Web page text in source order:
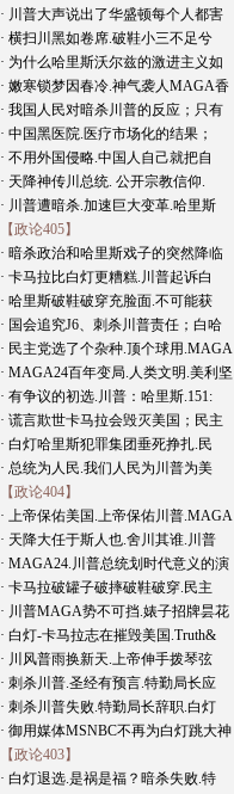
· 川普大声说出了华盛顿每个人都害
· 横扫川黑如卷席.破鞋小三不足兮
· 为什么哈里斯沃尔兹的激进主义如
· 嫩寒锁梦因春冷.神气袭人MAGA香
· 我国人民对暗杀川普的反应；只有
· 中国黑医院.医疗市场化的结果；
· 不用外国侵略.中国人自己就把自
· 天降神传川总统. 公开宗教信仰.
· 川普遭暗杀.加速巨大变革.哈里斯
【政论405】
· 暗杀政治和哈里斯戏子的突然降临
· 卡马拉比白灯更糟糕.川普起诉白
· 哈里斯破鞋破穿充脸面.不可能获
· 国会追究J6、刺杀川普责任；白哈
· 民主党选了个杂种.顶个球用.MAGA
· MAGA24百年变局.人类文明.美利坚
· 有争议的初选.川普：哈里斯.151:
· 谎言欺世卡马拉会毁灭美国；民主
· 白灯哈里斯犯罪集团垂死挣扎.民
· 总统为人民.我们人民为川普为美
【政论404】
· 上帝保佑美国.上帝保佑川普.MAGA
· 天降大任于斯人也.舍川其谁.川普
· MAGA24.川普总统划时代意义的演
· 卡马拉破罐子破摔破鞋破穿.民主
· 川普MAGA势不可挡.婊子招牌昙花
· 白灯-卡马拉志在摧毁美国.Truth&
· 川风普雨换新天.上帝伸手拨琴弦
· 刺杀川普.圣经有预言.特勤局长应
· 刺杀川普失败.特勤局长辞职.白灯
· 御用媒体MSNBC不再为白灯跳大神
【政论403】
· 白灯退选.是祸是福？暗杀失败.特